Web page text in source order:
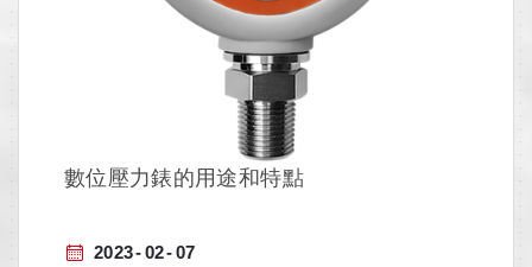
07
02
2023
數位壓力錶的用途和特點